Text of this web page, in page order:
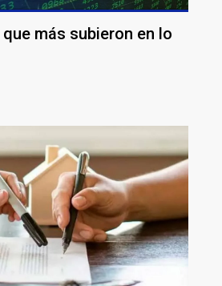
más subieron en lo